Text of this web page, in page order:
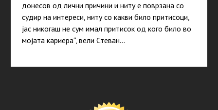
донесов од лични причини и ниту е поврзана со
судир на интереси, ниту со какви било притисоци,
јас никогаш не сум имал притисок од кого било во
мојата кариера“, вели Стеван…